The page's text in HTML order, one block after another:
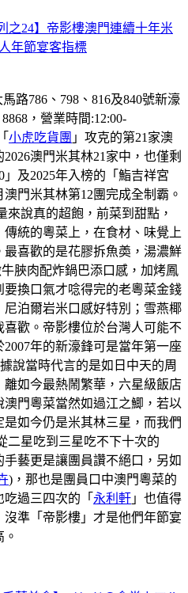
之24】帝影樓澳門連續十年米
年節宴客指標
路786、798、816及840號新濠
，營業時間:12:00-
小虎吃貨團 」攻克的第21家澳
澳門米其林21家中，也僅剩
」及2025年入榜的「鮨吉祥宮
門米其林第12團完成全制霸。
來說真的超飽，前菜到甜點，
統的粵菜上，在食材、味覺上
喜歡的是花膠拆魚𡙡，湯濃鮮
脥肉配炸鍋巴添口感，加烤鳳
換口氣才唸得完的老粵菜金錢
泊爾岩米口感好特別；雪燕椰
歡。帝影樓位於台灣人可能不
年的新濠鋒可是當年第一座
說當時代言的是如日中天的周
如今最熱鬧繁華，六星級飯店
門粵菜當然如過江之鯽，若以
如今仍是米其林三星，而我們
二星吃到三星吃不下十次的
手藝更是讓團員讚不絕口，另如
)，那也是團員口中澳門粵菜的
過三四次的「 永利軒 」也值得
準「帝影樓」才是他們年節宴